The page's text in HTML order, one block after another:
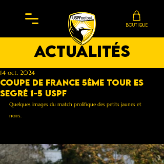
BOUTIQUE
actualités
Coupe de France 5ème tour Es
Segré 1-5 Uspf
14 oct. 2024
Quelques images du match prolifique des petits jaunes et
noirs.